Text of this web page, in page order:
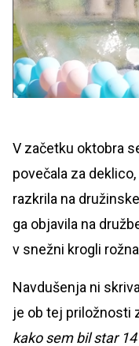
V začetku oktobra
povečala za
razkrila na
ga objavila na
v snežni krogli
Navdušenja ni
je ob tej priložnosti
kako sem bil star